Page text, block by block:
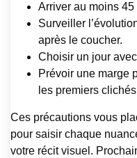
Arriver au moins
Surveiller
après le coucher.
Choisir un jour
Prévoir une marge
les premiers
Ces précautions vous
pour saisir chaque
votre récit visuel.